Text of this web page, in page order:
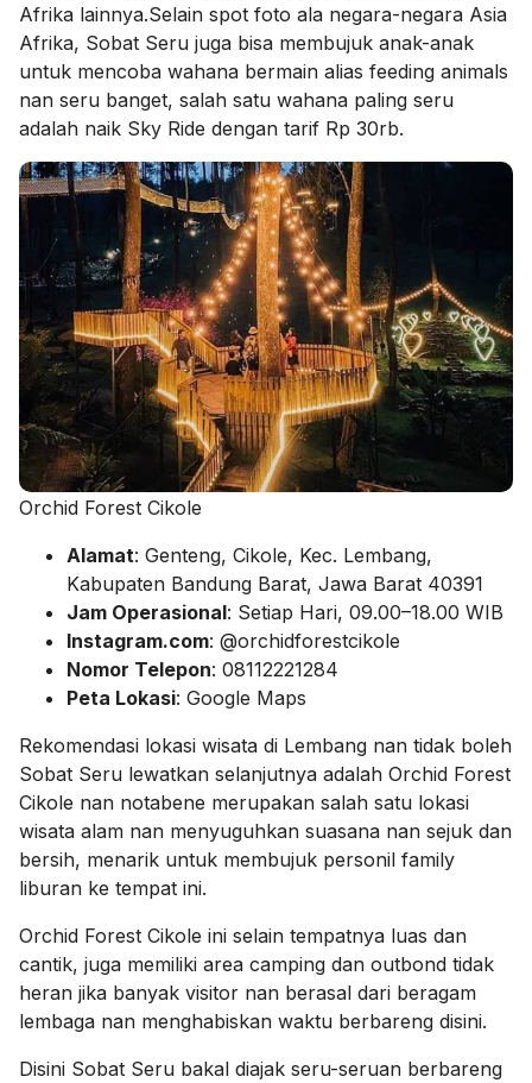
Afrika lainnya.Selain spot foto ala negara-negara Asia
Afrika, Sobat Seru juga bisa membujuk anak-anak
untuk mencoba wahana bermain alias feeding animals
nan seru banget, salah satu wahana paling seru
adalah naik Sky Ride dengan tarif Rp 30rb.
Orchid Forest Cikole
Alamat: Genteng, Cikole, Kec. Lembang,
Kabupaten Bandung Barat, Jawa Barat 40391
Jam Operasional: Setiap Hari, 09.00–18.00 WIB
Instagram.com: @orchidforestcikole
Nomor Telepon: 08112221284
Peta Lokasi: Google Maps
Rekomendasi lokasi wisata di Lembang nan tidak boleh
Sobat Seru lewatkan selanjutnya adalah Orchid Forest
Cikole nan notabene merupakan salah satu lokasi
wisata alam nan menyuguhkan suasana nan sejuk dan
bersih, menarik untuk membujuk personil family
liburan ke tempat ini.
Orchid Forest Cikole ini selain tempatnya luas dan
cantik, juga memiliki area camping dan outbond tidak
heran jika banyak visitor nan berasal dari beragam
lembaga nan menghabiskan waktu berbareng disini.
Disini Sobat Seru bakal diajak seru-seruan berbareng